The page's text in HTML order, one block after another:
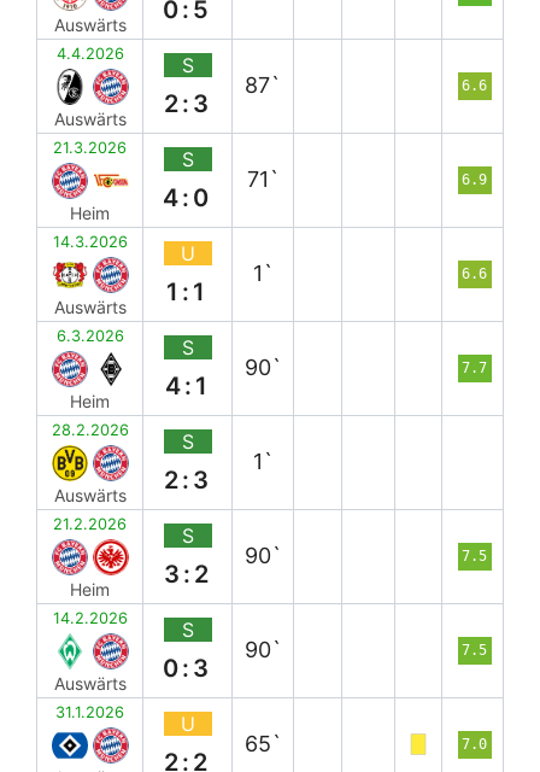
Auswärts
0:5
4.4.2026
Auswärts
S
2:3
87` 6.6
21.3.2026
Heim
S
4:0
71` 6.9
14.3.2026
Auswärts
U
1:1
1` 6.6
6.3.2026
Heim
S
4:1
90` 7.7
28.2.2026
Auswärts
S
2:3
1`
21.2.2026
Heim
S
3:2
90` 7.5
14.2.2026
Auswärts
S
0:3
90` 7.5
31.1.2026 U
2:2
65` 7.0